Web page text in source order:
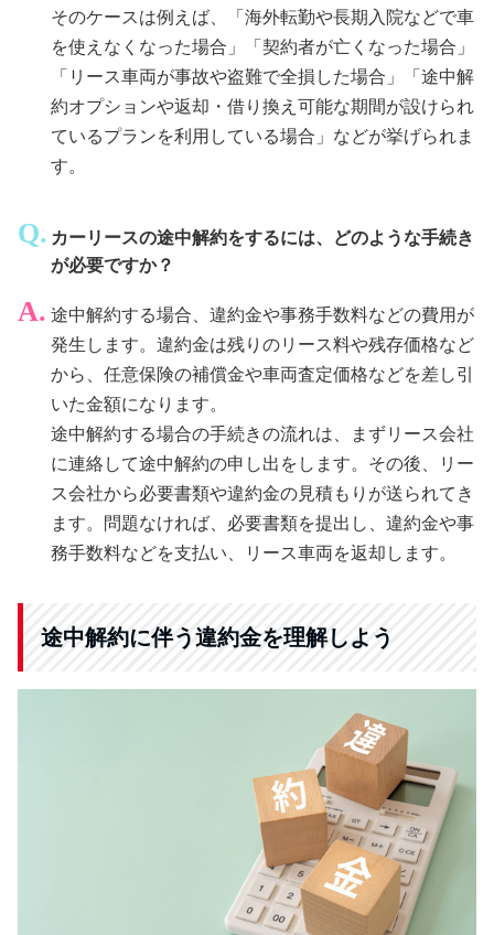
そのケースは例えば、「海外転勤や長期入院などで車
を使えなくなった場合」「契約者が亡くなった場合」
「リース車両が事故や盗難で全損した場合」「途中解
約オプションや返却・借り換え可能な期間が設けられ
ているプランを利用している場合」などが挙げられま
す。
カーリースの途中解約をするには、どのような手続き
が必要ですか？
途中解約する場合、違約金や事務手数料などの費用が
発生します。違約金は残りのリース料や残存価格など
から、任意保険の補償金や車両査定価格などを差し引
いた金額になります。
途中解約する場合の手続きの流れは、まずリース会社
に連絡して途中解約の申し出をします。その後、リー
ス会社から必要書類や違約金の見積もりが送られてき
ます。問題なければ、必要書類を提出し、違約金や事
務手数料などを支払い、リース車両を返却します。
途中解約に伴う違約金を理解しよう